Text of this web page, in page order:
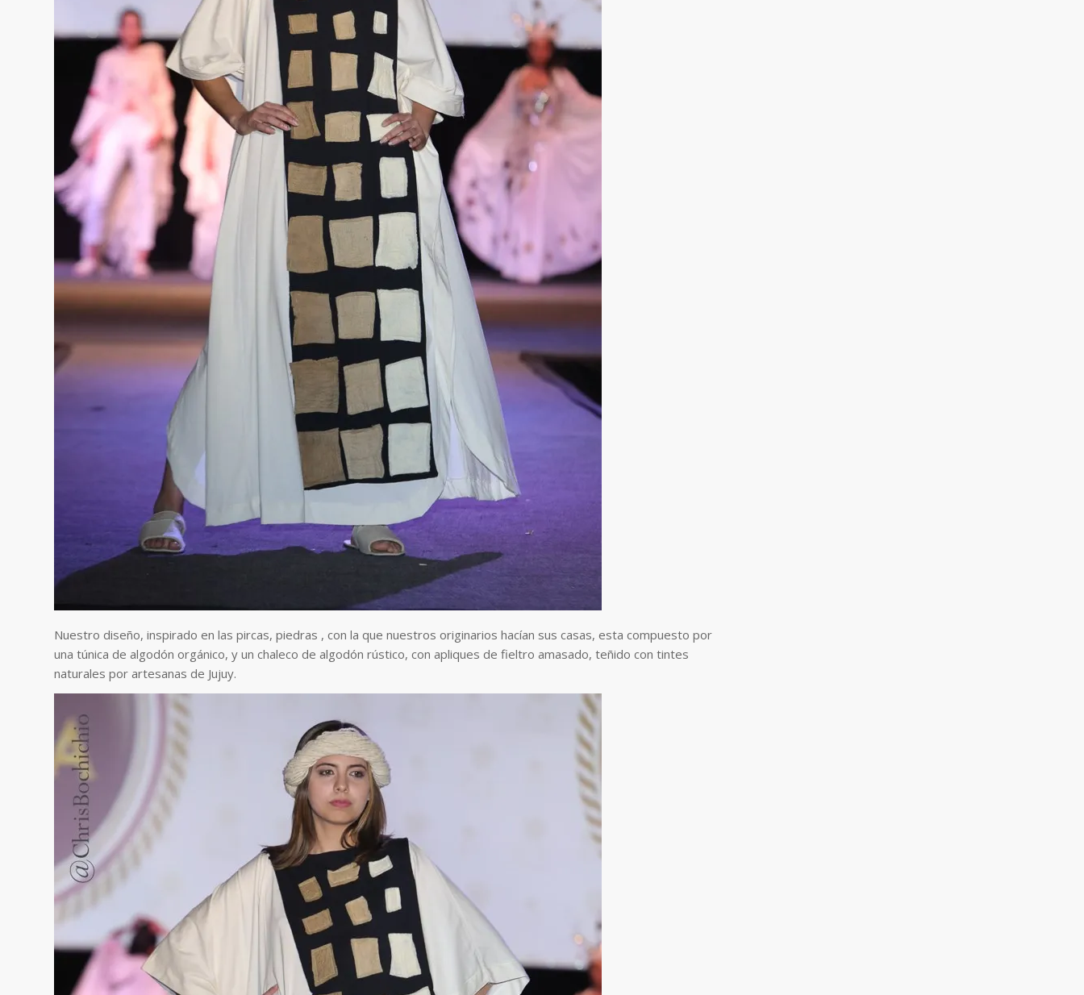
Nuestro diseño, inspirado en las pircas, piedras , con la que nuestros originarios hacían sus casas, esta compuesto por
una túnica de algodón orgánico, y un chaleco de algodón rústico, con apliques de fieltro amasado, teñido con tintes
naturales por artesanas de Jujuy.